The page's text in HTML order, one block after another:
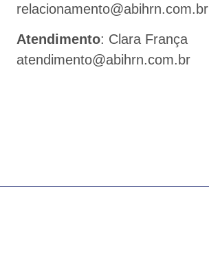
relacionamento@abihrn.com.br
Atendimento: Clara França
atendimento@abihrn.com.br